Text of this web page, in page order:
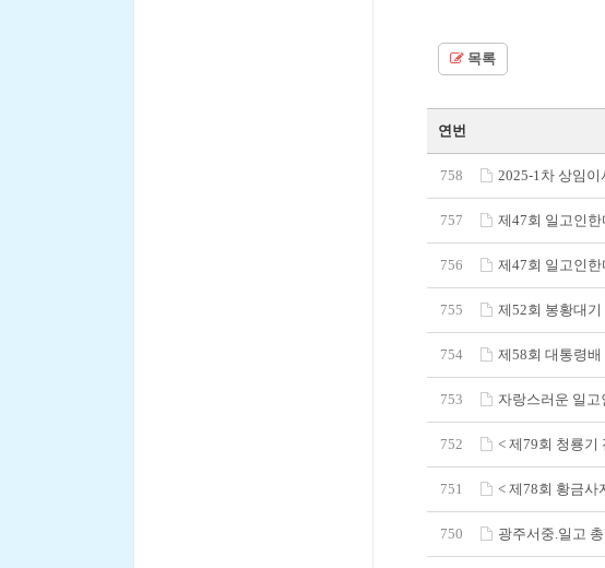
목록
연번
758 2025-1차 상임이
757 제47회 일고인
756 제47회 일고인한
755 제52회 봉황대
754 제58회 대통령
753 자랑스러운 일고
752 < 제79회 청룡기
751 < 제78회 황금사
750 광주서중.일고